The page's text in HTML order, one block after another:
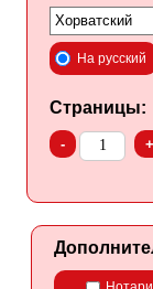
На русский
Страницы:
- +